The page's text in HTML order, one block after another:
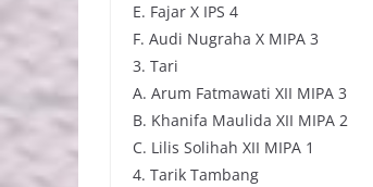
E. Fajar X IPS 4
F. Audi Nugraha X MIPA 3
3. Tari
A. Arum Fatmawati XII MIPA 3
B. Khanifa Maulida XII MIPA 2
C. Lilis Solihah XII MIPA 1
4. Tarik Tambang